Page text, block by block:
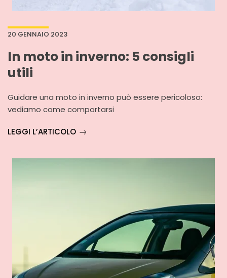
20 GENNAIO 2023
In moto in inverno: 5 consigli
utili
Guidare una moto in inverno può essere pericoloso:
vediamo come comportarsi
LEGGI L’ARTICOLO